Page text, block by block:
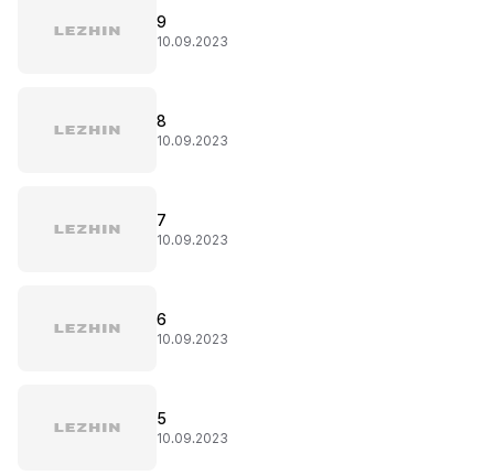
9
10.09.2023
8
10.09.2023
7
10.09.2023
6
10.09.2023
5
10.09.2023